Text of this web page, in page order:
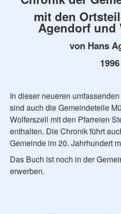
mit den
Agendorf und
von Hans
1996
In dieser neueren
sind auch die Gemeindeteile
Wolferszell mit den Pfarreien
enthalten. Die Chronik führt
Gemeinde im 20. Jahrhundert
Das Buch ist noch in der
erwerben.